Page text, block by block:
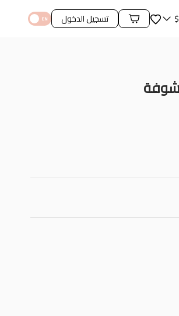
$ المفضلة
محتويات السلةتسجيل الدخول